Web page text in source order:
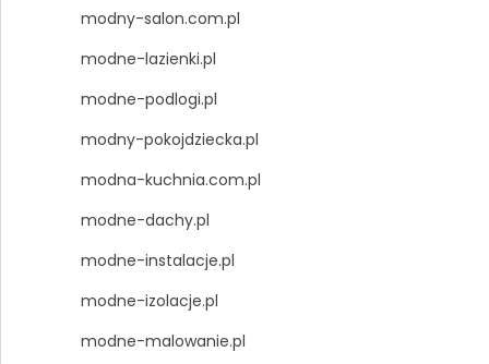
modny-salon.com.pl
modne-lazienki.pl
modne-podlogi.pl
modny-pokojdziecka.pl
modna-kuchnia.com.pl
modne-dachy.pl
modne-instalacje.pl
modne-izolacje.pl
modne-malowanie.pl